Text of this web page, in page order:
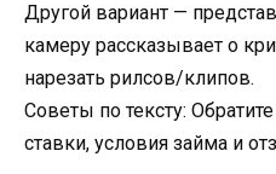
Другой вариант —
камеру рассказывает о
нарезать рилсов/клипов.
Советы по тексту:
ставки, условия займа и